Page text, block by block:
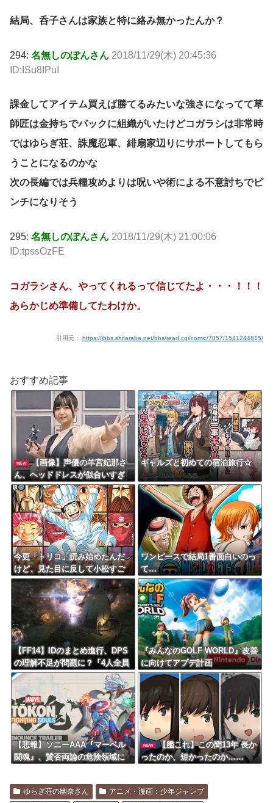
結局、呑子さんは家族と特に絡み無かったんか？
294: 名無しのぽんさん 2018/11/29(木) 20:45:36
ID:ISu8IPuI
課金してアイテム買えば勝てるみたいな強さになってて草
師匠は金持ちでバックに組織がいたけどコガラシは非常時
ではゆらぎ荘、誅魔忍軍、緋扇家辺りにサポートしてもら
うことになるのかな
次の長編では兵糧攻めよりは呪いや術による不意討ちでピ
ンチになりそう
295: 名無しのぽんさん 2018/11/29(木) 21:00:06
ID:tpssOzFE
コガラシさん、やってくれるって信じてたよ・・・！！！
あらかじめ準備してたわけか。
引用元： https://jbbs.shitaraba.net/bbs/read.cgi/comic/7057/1541244815/
おすすめ記事
NEW
【画像】声優の羊宮妃那さ
ん、ヘッドドレスが似合いすぎ
るｗｗｗｗ
ギャルズと初めての宿泊旅行☆
今更「トリコ」読み始めたんだ
けど、見た目に反して小松すご
いヤツじゃない？？
ワンピースで結局1番面白いのっ
て…
【FF14】IDのまとめ進行、DPS
の理解不足が問題に？「4人全員
で成り立たせるもの」
『みんなのGOLF WORLD』改善
に向けてアプデ計画
【悲報】ソニーAAA『マーベル
闘魂』、賛否両論の危険領域に
NEW
【艦これ】この間13年 長か
ったのか、短かったのか……
ゆらぎ荘の幽奈さん
アニメ・漫画：少年ジャンプ